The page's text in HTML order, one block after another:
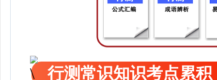
行测常识知识考点累积